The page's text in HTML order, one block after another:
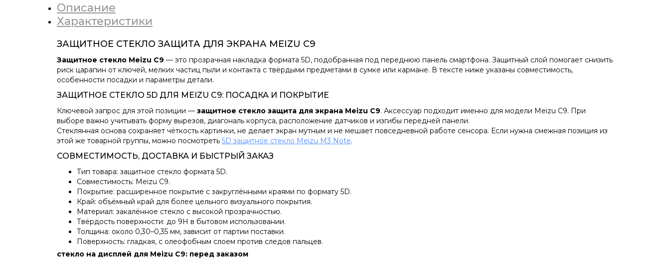
Описание
Характеристики
ЗАЩИТНОЕ СТЕКЛО ЗАЩИТА ДЛЯ ЭКРАНА MEIZU C9
Защитное стекло Meizu C9 — это прозрачная накладка формата 5D, подобранная под переднюю панель смартфона. Защитный слой помогает снизить
риск царапин от ключей, мелких частиц пыли и контакта с твёрдыми предметами в сумке или кармане. В тексте ниже указаны совместимость,
особенности посадки и параметры детали.
ЗАЩИТНОЕ СТЕКЛО 5D ДЛЯ MEIZU C9: ПОСАДКА И ПОКРЫТИЕ
Ключевой запрос для этой позиции — защитное стекло защита для экрана Meizu C9. Аксессуар подходит именно для модели Meizu C9. При
выборе важно учитывать форму вырезов, диагональ корпуса, расположение датчиков и изгибы передней панели.
Стеклянная основа сохраняет чёткость картинки, не делает экран мутным и не мешает повседневной работе сенсора. Если нужна смежная позиция из
этой же товарной группы, можно посмотреть 5D защитное стекло Meizu M3 Note.
СОВМЕСТИМОСТЬ, ДОСТАВКА И БЫСТРЫЙ ЗАКАЗ
Тип товара: защитное стекло формата 5D.
Совместимость: Meizu C9.
Покрытие: расширенное покрытие с закруглёнными краями по формату 5D.
Край: объёмный край для более цельного визуального покрытия.
Материал: закалённое стекло с высокой прозрачностью.
Твёрдость поверхности: до 9H в бытовом использовании.
Толщина: около 0,30–0,35 мм, зависит от партии поставки.
Поверхность: гладкая, с олеофобным слоем против следов пальцев.
стекло на дисплей для Meizu C9: перед заказом